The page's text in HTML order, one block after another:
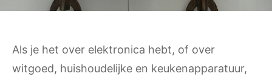
Als je het over elektronica hebt, of over
witgoed, huishoudelijke en keukenapparatuur,